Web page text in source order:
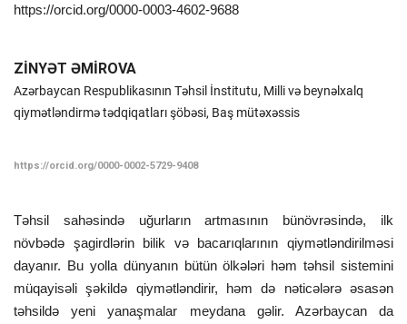
QALEREYA
Azerbaijani English
https://orcid.org/0000-0003-4602-9688
ZİNYƏT ƏMİROVA
Azərbaycan Respublikasının Təhsil İnstitutu, Milli və beynəlxalq
qiymətləndirmə tədqiqatları şöbəsi, Baş mütəxəssis
https://orcid.org/0000-0002-5729-9408
Təhsil sahəsində uğurların artmasının bünövrəsində, ilk
növbədə şagirdlərin bilik və bacarıqlarının qiymətləndirilməsi
dayanır. Bu yolla dünyanın bütün ölkələri həm təhsil sistemini
müqayisəli şəkildə qiymətləndirir, həm də nəticələrə əsasən
təhsildə yeni yanaşmalar meydana gəlir. Azərbaycan da